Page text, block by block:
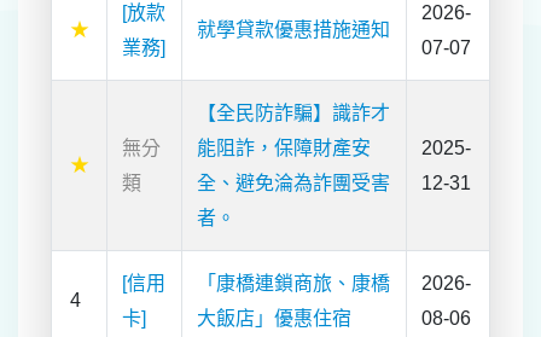
★
[放款
業務]
就學貸款優惠措施通知
2026-
07-07
★
無分
類
【全民防詐騙】識詐才
能阻詐，保障財產安
全、避免淪為詐團受害
者。
2025-
12-31
4
[信用
卡]
「康橋連鎖商旅、康橋
大飯店」優惠住宿
2026-
08-06